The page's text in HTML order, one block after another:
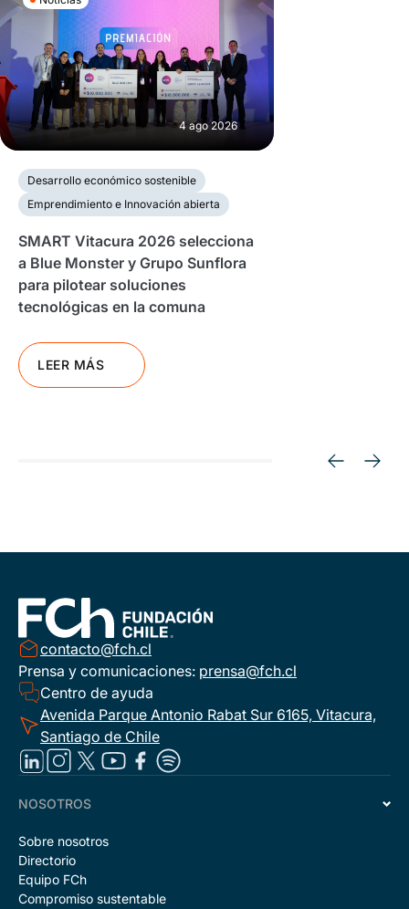
4 ago 2026
Desarrollo económico sostenible
Emprendimiento e Innovación abierta
SMART Vitacura 2026 selecciona
a Blue Monster y Grupo Sunflora
para pilotear soluciones
tecnológicas en la comuna
LEER MÁS
contacto@fch.cl
Prensa y comunicaciones: prensa@fch.cl
Centro de ayuda
Avenida Parque Antonio Rabat Sur 6165, Vitacura,
Santiago de Chile
NOSOTROS
Sobre nosotros
Directorio
Equipo FCh
Compromiso sustentable